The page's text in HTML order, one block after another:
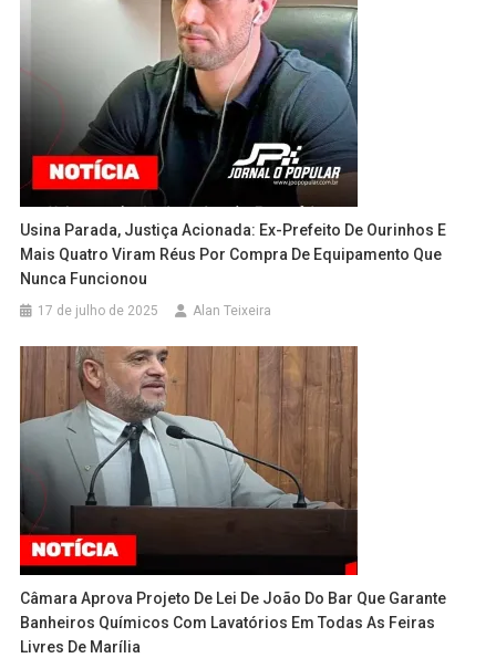
Usina Parada, Justiça Acionada: Ex-Prefeito De Ourinhos E
Mais Quatro Viram Réus Por Compra De Equipamento Que
Nunca Funcionou
17 de julho de 2025 Alan Teixeira
Câmara Aprova Projeto De Lei De João Do Bar Que Garante
Banheiros Químicos Com Lavatórios Em Todas As Feiras
Livres De Marília